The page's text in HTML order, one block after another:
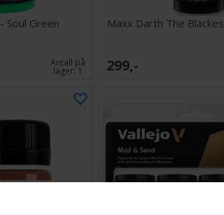
Soul Green
Antall på
lager:1
Maxx Darth The
299,-